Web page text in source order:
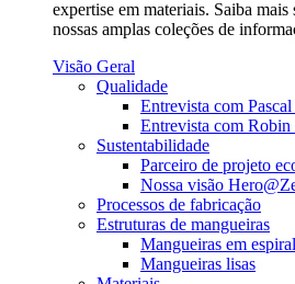
expertise em materiais. Saiba mais
nossas amplas coleções de
Visão Geral
Qualidade
Entrevista com
Entrevista com
Sustentabilidade
Parceiro de projeto
Nossa visão
Processos de fabricação
Estruturas de mangueiras
Mangueiras em espiral
Mangueiras lisas